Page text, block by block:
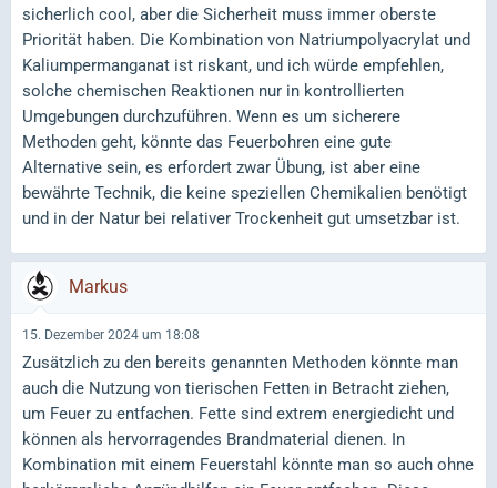
sicherlich cool, aber die Sicherheit muss immer oberste
Priorität haben. Die Kombination von Natriumpolyacrylat und
Kaliumpermanganat ist riskant, und ich würde empfehlen,
solche chemischen Reaktionen nur in kontrollierten
Umgebungen durchzuführen. Wenn es um sicherere
Methoden geht, könnte das Feuerbohren eine gute
Alternative sein, es erfordert zwar Übung, ist aber eine
bewährte Technik, die keine speziellen Chemikalien benötigt
und in der Natur bei relativer Trockenheit gut umsetzbar ist.
Markus
15. Dezember 2024 um 18:08
Zusätzlich zu den bereits genannten Methoden könnte man
auch die Nutzung von tierischen Fetten in Betracht ziehen,
um Feuer zu entfachen. Fette sind extrem energiedicht und
können als hervorragendes Brandmaterial dienen. In
Kombination mit einem Feuerstahl könnte man so auch ohne